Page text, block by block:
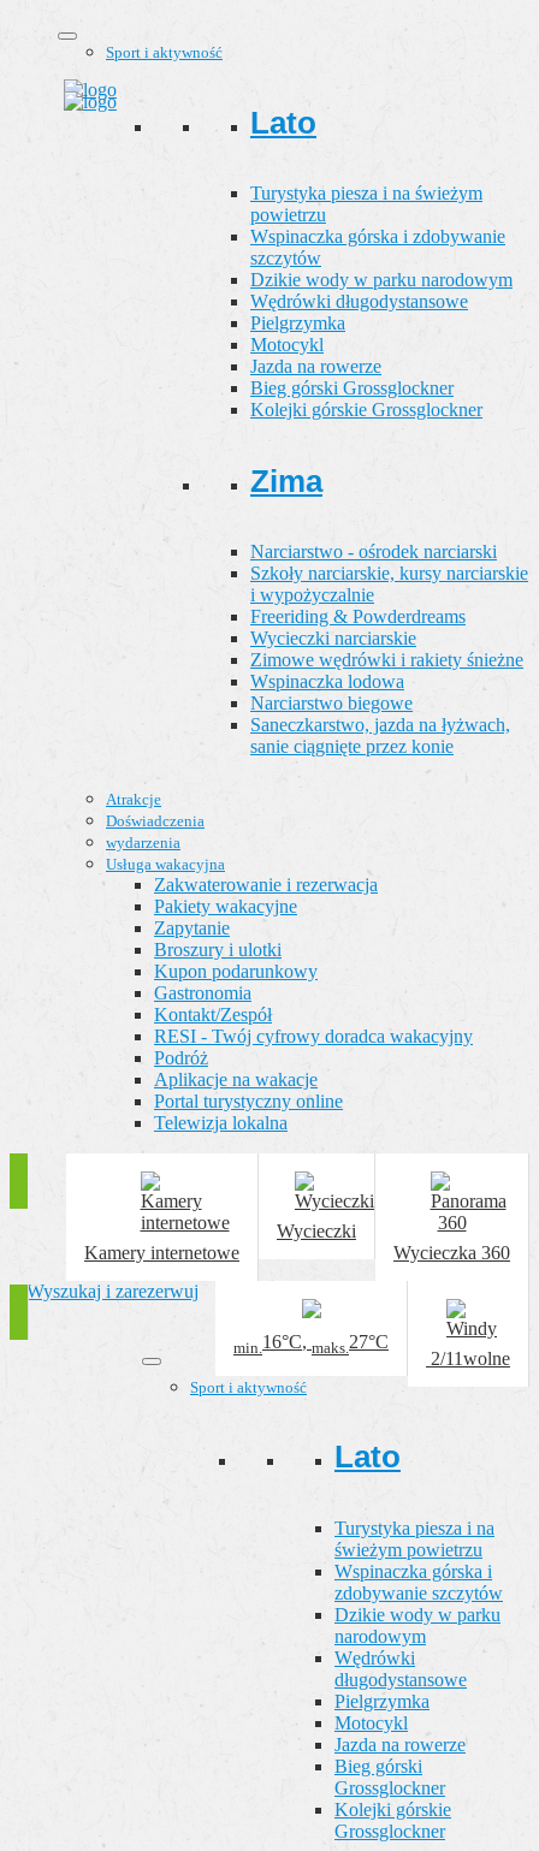
Sport i aktywność
Lato
Turystyka piesza i na świeżym
powietrzu
Wspinaczka górska i zdobywanie
szczytów
Dzikie wody w parku narodowym
Wędrówki długodystansowe
Pielgrzymka
Motocykl
Jazda na rowerze
Bieg górski Grossglockner
Kolejki górskie Grossglockner
Zima
Narciarstwo - ośrodek narciarski
Szkoły narciarskie, kursy narciarskie
i wypożyczalnie
Freeriding & Powderdreams
Wycieczki narciarskie
Zimowe wędrówki i rakiety śnieżne
Wspinaczka lodowa
Narciarstwo biegowe
Saneczkarstwo, jazda na łyżwach,
sanie ciągnięte przez konie
Atrakcje
Doświadczenia
wydarzenia
Usługa wakacyjna
Zakwaterowanie i rezerwacja
Pakiety wakacyjne
Zapytanie
Broszury i ulotki
Kupon podarunkowy
Gastronomia
Kontakt/Zespół
RESI - Twój cyfrowy doradca wakacyjny
Podróż
Aplikacje na wakacje
Portal turystyczny online
Telewizja lokalna
Wycieczka 360
Wycieczki
Kamery internetowe
2/11wolne
min.16°C, maks.27°C
Wyszukaj i zarezerwuj
Sport i aktywność
Lato
Turystyka piesza i na
świeżym powietrzu
Wspinaczka górska i
zdobywanie szczytów
Dzikie wody w parku
narodowym
Wędrówki
długodystansowe
Pielgrzymka
Motocykl
Jazda na rowerze
Bieg górski
Grossglockner
Kolejki górskie
Grossglockner